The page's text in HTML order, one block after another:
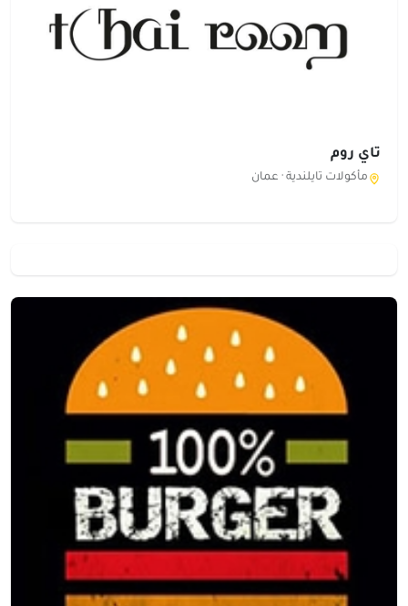
تاي روم
مأكولات تايلندية · عمان